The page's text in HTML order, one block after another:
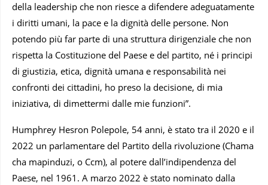
della leadership che non riesce a difendere adeguatamente
i diritti umani, la pace e la dignità delle persone. Non
potendo più far parte di una struttura dirigenziale che non
rispetta la Costituzione del Paese e del partito, né i principi
di giustizia, etica, dignità umana e responsabilità nei
confronti dei cittadini, ho preso la decisione, di mia
iniziativa, di dimettermi dalle mie funzioni”.
Humphrey Hesron Polepole, 54 anni, è stato tra il 2020 e il
2022 un parlamentare del Partito della rivoluzione (Chama
cha mapinduzi, o Ccm), al potere dall’indipendenza del
Paese, nel 1961. A marzo 2022 è stato nominato dalla